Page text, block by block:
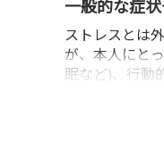
一般的な症
ストレスとは
が、本人にと
眠など)、行動
めには、スト